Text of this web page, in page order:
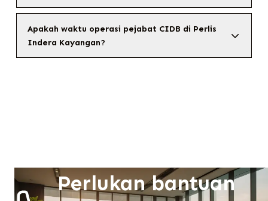
Apakah waktu operasi pejabat CIDB di Perlis
Indera Kayangan?
Perlukan bantuan